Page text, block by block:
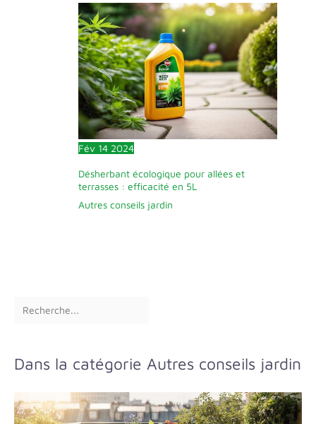
Fév 14 2024
Désherbant écologique pour allées et
terrasses : efficacité en 5L
Autres conseils jardin
Dans la catégorie Autres conseils jardin